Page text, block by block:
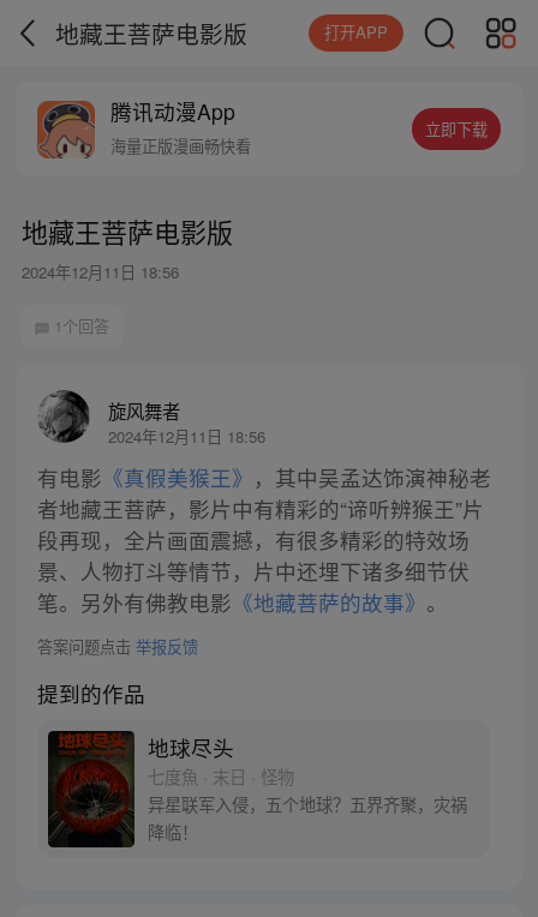
地藏王菩萨电影版 打开APP
腾讯动漫App
海量正版漫画畅快看
立即下载
地藏王菩萨电影版
2024年12月11日 18:56
1个回答
旋风舞者
2024年12月11日 18:56
有电影 《真假美猴王》 ，其中吴孟达饰演神秘老
者地藏王菩萨，影片中有精彩的“谛听辨猴王”片
段再现，全片画面震撼，有很多精彩的特效场
景、人物打斗等情节，片中还埋下诸多细节伏
笔。另外有佛教电影 《地藏菩萨的故事》 。
答案问题点击 举报反馈
提到的作品
地球尽头
七度魚 · 末日 · 怪物
异星联军入侵，五个地球？五界齐聚，灾祸
降临！